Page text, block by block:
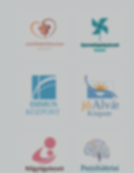
IMMUN
KÖZPONT
jó Alvás
Központ